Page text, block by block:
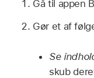
Gå til appen
Gør et af
Se
skub